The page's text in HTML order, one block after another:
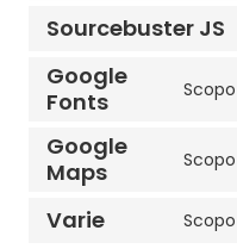
Sourcebuster JS
Google
Fonts
Google
Maps
Varie